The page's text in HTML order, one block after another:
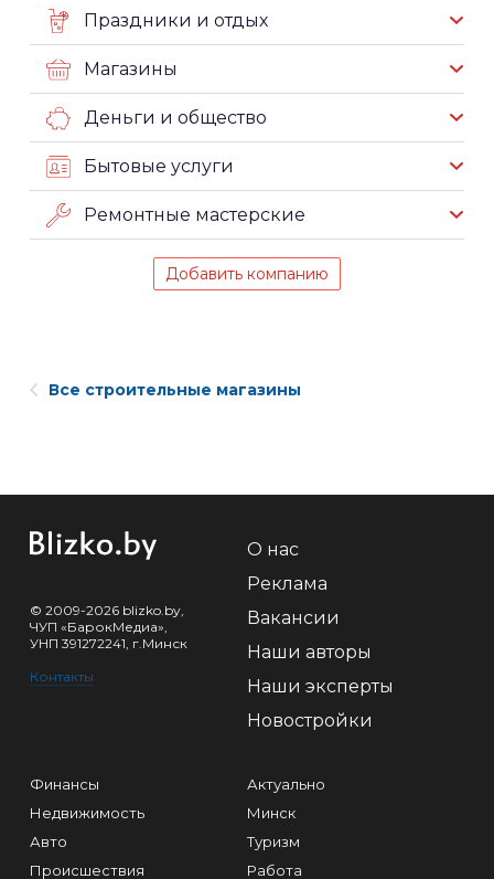
Праздники и отдых
Магазины
Деньги и общество
Бытовые услуги
Ремонтные мастерские
Добавить компанию
Все строительные магазины
© 2009-2026 blizko.by,
ЧУП «БарокМедиа»,
УНП 391272241, г.Минск
Контакты
О нас
Реклама
Вакансии
Наши авторы
Наши эксперты
Новостройки
Финансы
Недвижимость
Авто
Происшествия
Актуально
Минск
Туризм
Работа